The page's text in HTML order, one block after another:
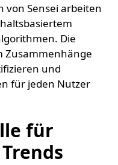
von Sensei arbeiten
Die
Zusammenhänge
und
für jeden Nutzer
für